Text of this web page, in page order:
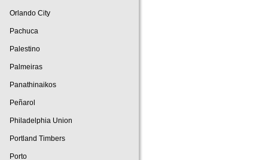
Orlando City
Pachuca
Palestino
Palmeiras
Panathinaikos
Peñarol
Philadelphia Union
Portland Timbers
Porto